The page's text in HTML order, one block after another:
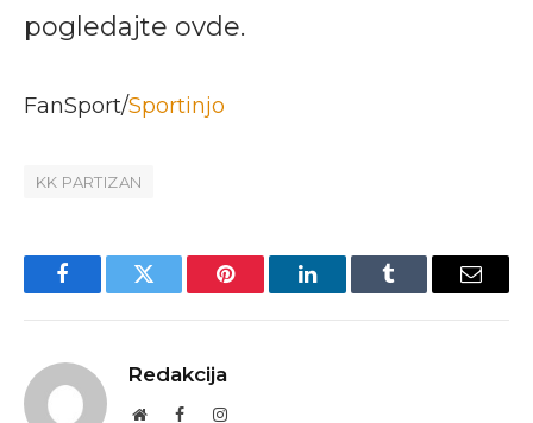
pogledajte ovde.
FanSport/Sportinjo
KK PARTIZAN
FacebookTwitter Pinterest LinkedInTumblr Email
Redakcija
WebsiteFacebookInstagram